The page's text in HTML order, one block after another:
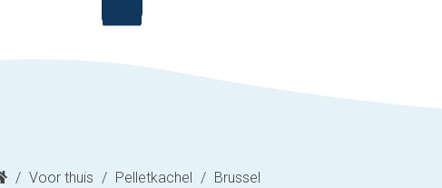
/ Voor thuis / Pelletkachel / Brussel